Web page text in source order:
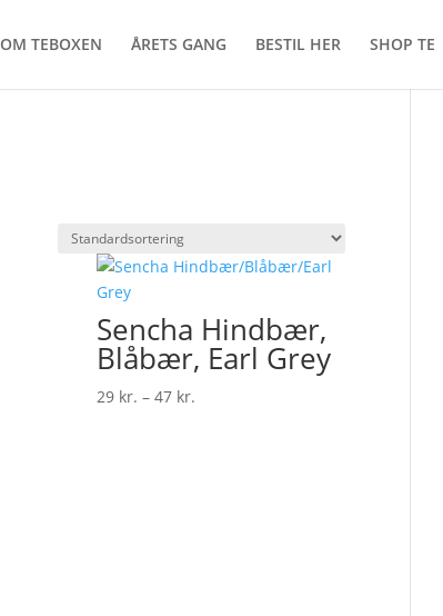
OM TEBOXEN ÅRETS GANG BESTIL HER SHOP TE
Sencha Hindbær,
Blåbær, Earl Grey
29 kr. – 47 kr.Prisinterval: